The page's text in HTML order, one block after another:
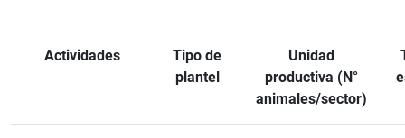
Actividades
Tipo de
plantel
Unidad
productiva (N°
animales/sector)